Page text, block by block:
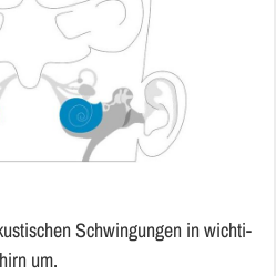
Schwin­gun­gen in wich­ti­
um.